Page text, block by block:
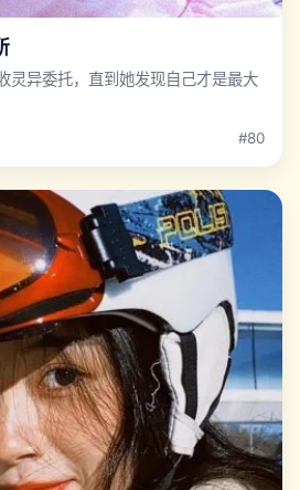
灵异委托，直到她发现自己才是最大
#80